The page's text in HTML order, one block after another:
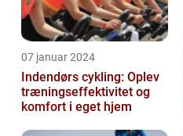
07 januar 2024
Indendørs cykling: Oplev
træningseffektivitet og
komfort i eget hjem